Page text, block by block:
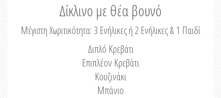
Δίκλινο με θέα βουνό
Μέγιστη Χωριτικότητα: 3 Ενήλικες ή 2 Ενήλικες & 1 Παιδί
Διπλό Κρεβάτι
Επιπλέον Κρεβάτι
Κουζινάκι
Μπάνιο